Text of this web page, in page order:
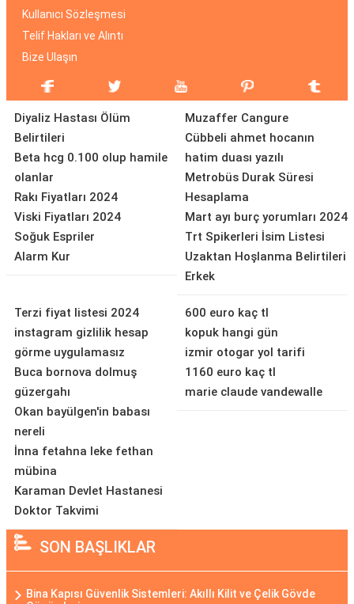
Kullanıcı Sözleşmesi
Telif Hakları ve Alıntı
Bize Ulaşın
Diyaliz Hastası Ölüm
Belirtileri
Beta hcg 0.100 olup hamile
olanlar
Rakı Fiyatları 2024
Viski Fiyatları 2024
Soğuk Espriler
Alarm Kur
Muzaffer Cangure
Cübbeli ahmet hocanın
hatim duası yazılı
Metrobüs Durak Süresi
Hesaplama
Mart ayı burç yorumları 2024
Trt Spikerleri İsim Listesi
Uzaktan Hoşlanma Belirtileri
Erkek
Terzi fiyat listesi 2024
instagram gizlilik hesap
görme uygulamasız
Buca bornova dolmuş
güzergahı
Okan bayülgen'in babası
nereli
İnna fetahna leke fethan
mübina
Karaman Devlet Hastanesi
Doktor Takvimi
600 euro kaç tl
kopuk hangi gün
izmir otogar yol tarifi
1160 euro kaç tl
marie claude vandewalle
SON BAŞLIKLAR
Bina Kapısı Güvenlik Sistemleri: Akıllı Kilit ve Çelik Gövde